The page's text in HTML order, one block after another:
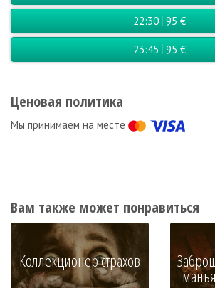
22:30 95 €
23:45 95 €
Ценовая политика
Мы принимаем на месте
Вам также может понравиться
Коллекционер страхов